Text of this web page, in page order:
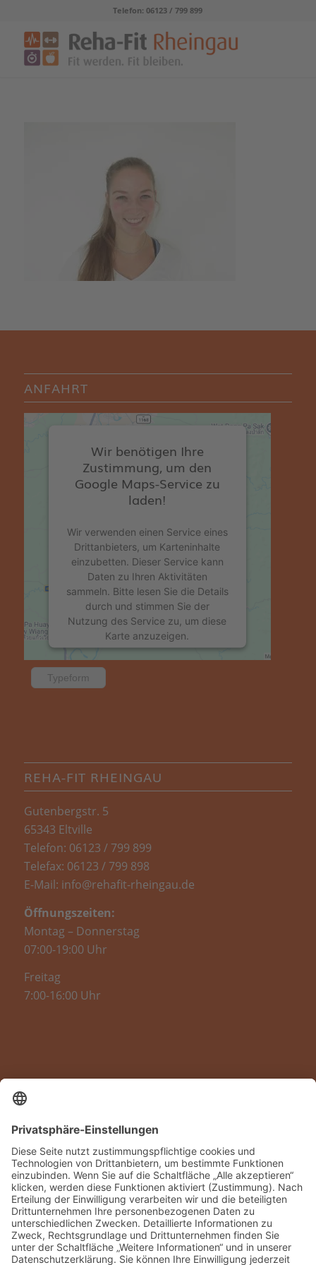
Telefon: 06123 / 799 899
ANFAHRT
Wir benötigen Ihre
Zustimmung, um den
Google Maps-Service zu
laden!
Wir verwenden einen Service eines
Drittanbieters, um Karteninhalte
einzubetten. Dieser Service kann
Daten zu Ihren Aktivitäten
sammeln. Bitte lesen Sie die Details
durch und stimmen Sie der
Nutzung des Service zu, um diese
Karte anzuzeigen.
Mehr Informationen
Typeform
REHA-FIT RHEINGAU
Gutenbergstr. 5
65343 Eltville
Telefon: 06123 / 799 899
Telefax: 06123 / 799 898
E-Mail: info@rehafit-rheingau.de
Öffnungszeiten:
Montag – Donnerstag
07:00-19:00 Uhr
Freitag
7:00-16:00 Uhr
RUND UM IHRE GESUNDHEIT
Personal Training Eltville Rheingau
BGM(Betriebliches Gesundheitsmanagement)
Fitnessstudio Eltville
Ernährungsberatung
Firmenfitness Rheingau